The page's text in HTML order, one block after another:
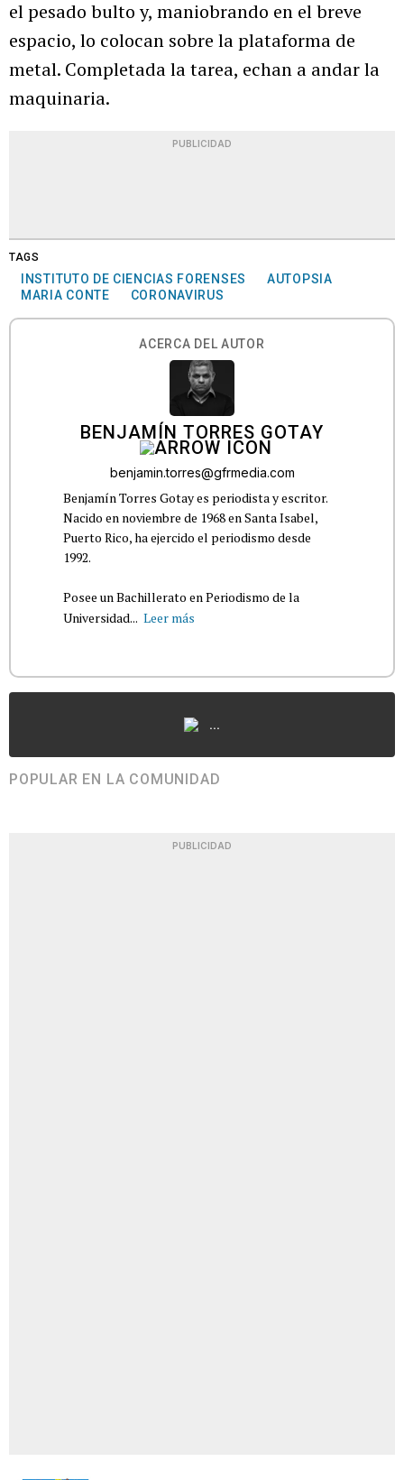
el pesado bulto y, maniobrando en el breve
espacio, lo colocan sobre la plataforma de
metal. Completada la tarea, echan a andar la
maquinaria.
PUBLICIDAD
TAGS
INSTITUTO DE CIENCIAS FORENSES
AUTOPSIA
MARIA CONTE
CORONAVIRUS
ACERCA DEL AUTOR
BENJAMÍN TORRES GOTAY
benjamin.torres@gfrmedia.com
Benjamín Torres Gotay es periodista y escritor.
Nacido en noviembre de 1968 en Santa Isabel,
Puerto Rico, ha ejercido el periodismo desde
1992.
Posee un Bachillerato en Periodismo de la
Universidad... Leer más
...
POPULAR EN LA COMUNIDAD
PUBLICIDAD